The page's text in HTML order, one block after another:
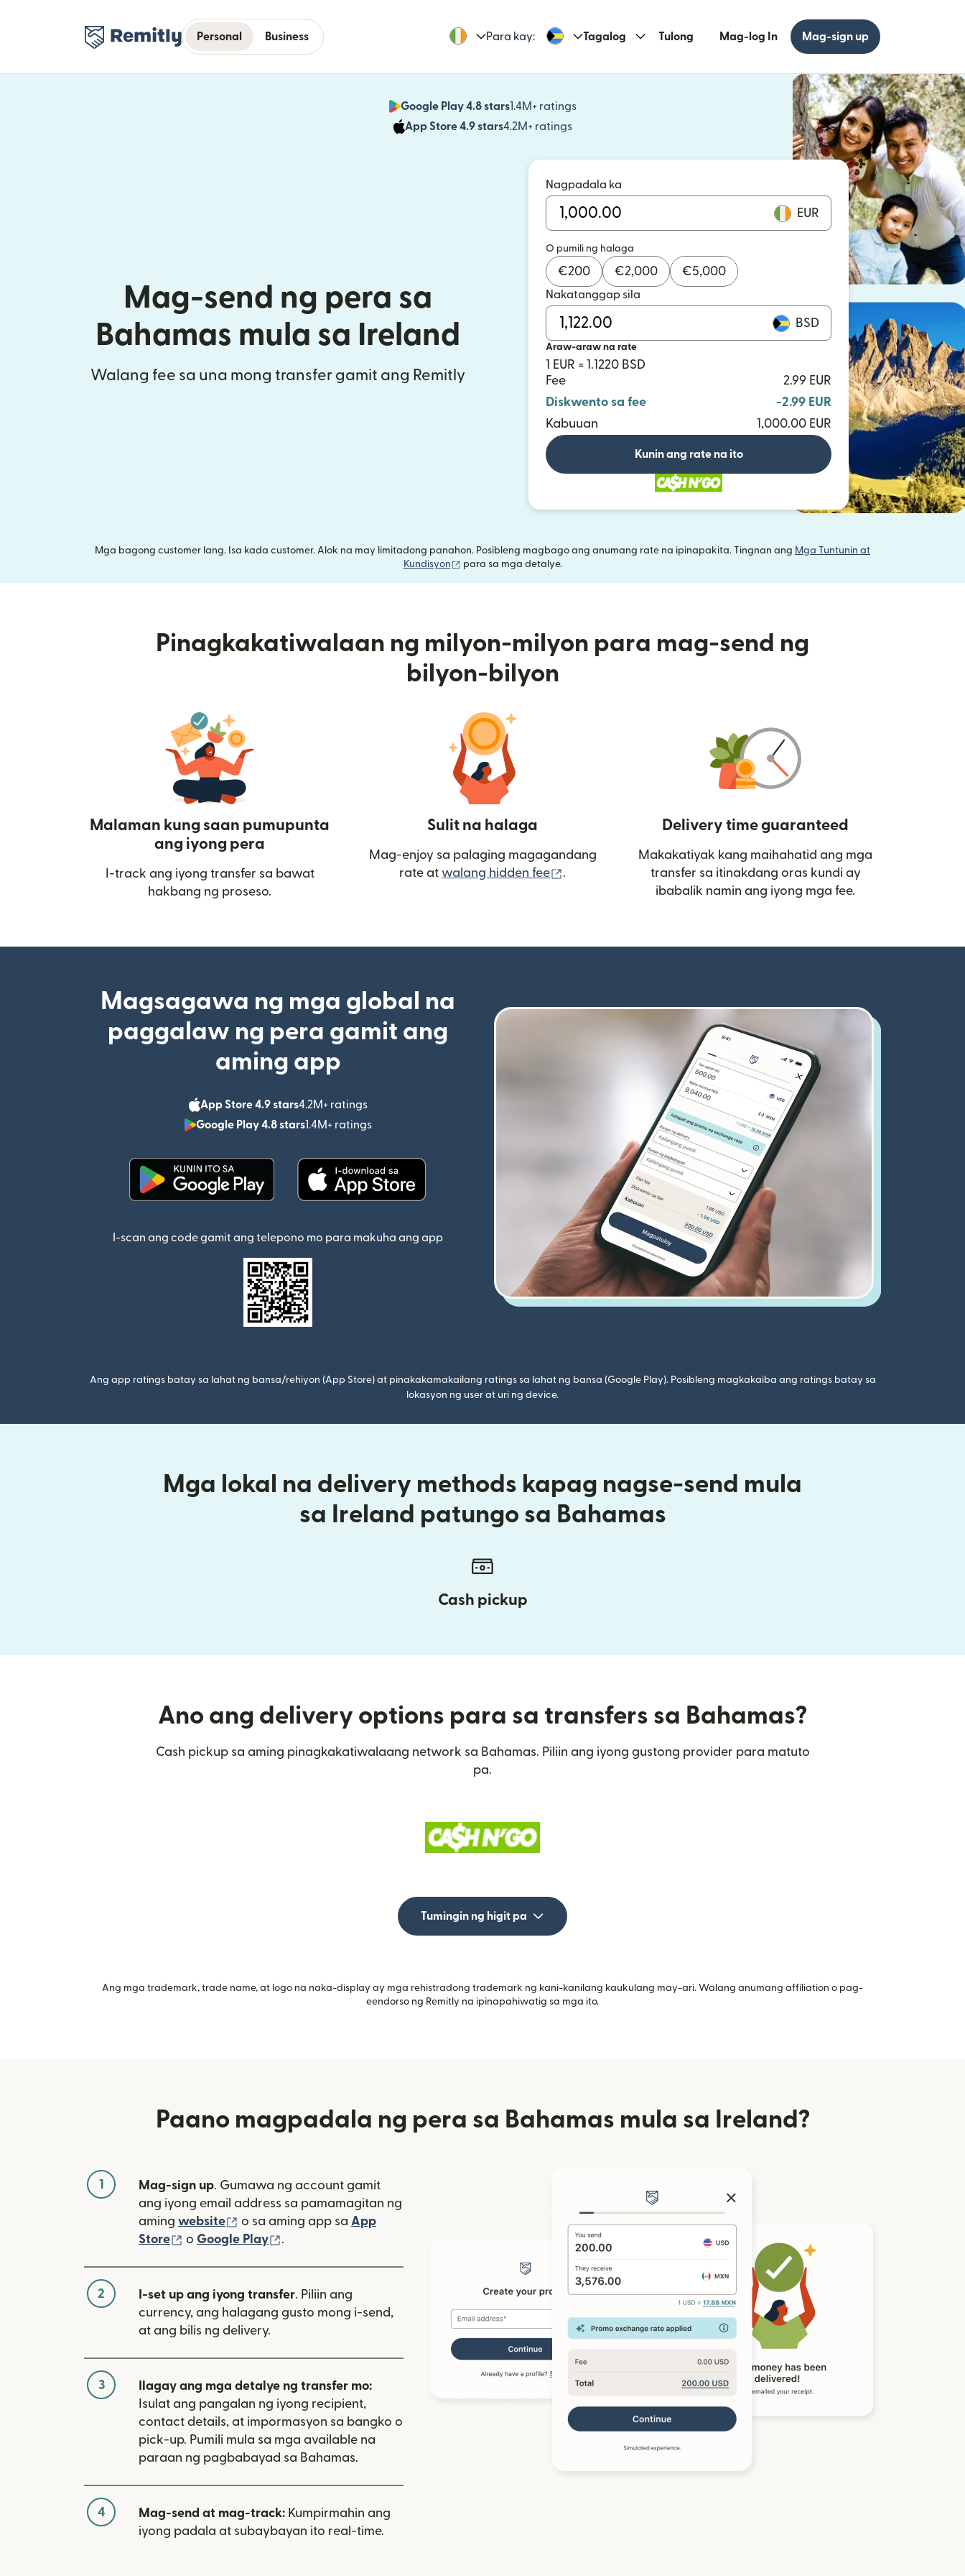
Personal Business Para kay: Tagalog Tulong Mag-log In Mag-sign up
Google Play 4.8 stars1.4M+ ratings
(bubukas sa bagong window)
App Store 4.9 stars4.2M+ ratings
(bubukas sa bagong window)
Mag-send ng pera sa
Bahamas mula sa Ireland
Walang fee sa una mong transfer gamit ang Remitly
Nagpadala ka
EUR
O pumili ng halaga
€200 €2,000 €5,000
Nakatanggap sila
BSD
Araw-araw na rate
1 EUR = 1.1220 BSD
Fee
2.99 EUR
Diskwento sa fee
-2.99 EUR
Kabuuan
1,000.00 EUR
Kunin ang rate na ito
Mga bagong customer lang. Isa kada customer. Alok na may limitadong panahon. Posibleng magbago ang anumang rate na ipinapakita. Tingnan ang Mga Tuntunin at
Kundisyon
(bubukas sa bagong window)
para sa mga detalye.
Pinagkakatiwalaan ng milyon-milyon para mag-send ng
bilyon-bilyon
Malaman kung saan pumupunta
ang iyong pera
I-track ang iyong transfer sa bawat
hakbang ng proseso.
Sulit na halaga
Mag-enjoy sa palaging magagandang
rate at walang hidden fee (bubukas sa bagong window)
.
Delivery time guaranteed
Makakatiyak kang maihahatid ang mga
transfer sa itinakdang oras kundi ay
ibabalik namin ang iyong mga fee.
Magsagawa ng mga global na
paggalaw ng pera gamit ang
aming app
App Store 4.9 stars4.2M+ ratings
(bubukas sa bagong window)
Google Play 4.8 stars1.4M+ ratings
(bubukas sa bagong window)
I-scan ang code gamit ang telepono mo para makuha ang app
Ang app ratings batay sa lahat ng bansa/rehiyon (App Store) at pinakakamakailang ratings sa lahat ng bansa (Google Play). Posibleng magkakaiba ang ratings batay sa
lokasyon ng user at uri ng device.
Mga lokal na delivery methods kapag nagse-send mula
sa Ireland patungo sa Bahamas
Cash pickup
Ano ang delivery options para sa transfers sa Bahamas?
Cash pickup sa aming pinagkakatiwalaang network sa Bahamas. Piliin ang iyong gustong provider para matuto
pa.
Tumingin ng higit pa
Ang mga trademark, trade name, at logo na naka-display ay mga rehistradong trademark ng kani-kanilang kaukulang may-ari. Walang anumang affiliation o pag-
eendorso ng Remitly na ipinapahiwatig sa mga ito.
Paano magpadala ng pera sa Bahamas mula sa Ireland?
1 Mag-sign up. Gumawa ng account gamit
ang iyong email address sa pamamagitan ng
aming website (bubukas sa bagong window)
o sa aming app sa App
Store
(bubukas sa bagong window)
o Google Play .
2 I-set up ang iyong transfer. Piliin ang
currency, ang halagang gusto mong i-send,
at ang bilis ng delivery.
3
Ilagay ang mga detalye ng transfer mo:
Isulat ang pangalan ng iyong recipient,
contact details, at impormasyon sa bangko o
pick-up. Pumili mula sa mga available na
paraan ng pagbabayad sa Bahamas.
4 Mag-send at mag-track: Kumpirmahin ang
iyong padala at subaybayan ito real-time.